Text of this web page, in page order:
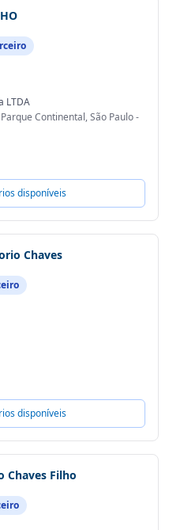
LTDA
Continental, São Paulo -
disponíveis
Chaves
disponíveis
Chaves Filho